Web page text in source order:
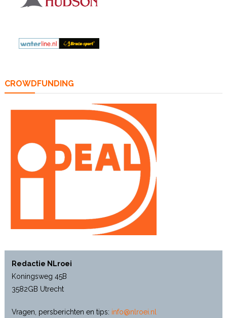
CROWDFUNDING
Redactie NLroei
Koningsweg 45B
3582GB Utrecht
Vragen, persberichten en tips: info@nlroei.nl